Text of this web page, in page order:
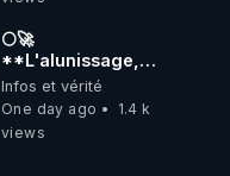
carbone.
🌕🚀
**L'alunissage,
57 ans après :
Émission spéciale
avec John Doe
Infos et vérité
One day ago
1.4 k
views